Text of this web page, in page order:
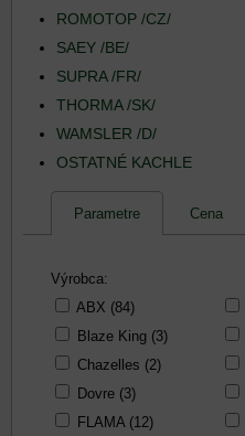
ROMOTOP /CZ/
SAEY /BE/
SUPRA /FR/
THORMA /SK/
WAMSLER /D/
OSTATNÉ KACHLE
Parametre Cena
Výrobca:
ABX (84)
Blaze King (3)
Chazelles (2)
Dovre (3)
FLAMA (12)